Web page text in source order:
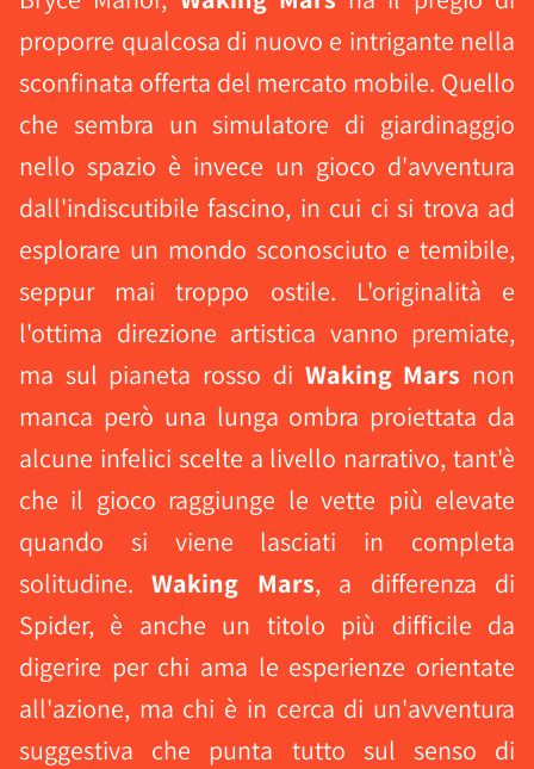
proporre qualcosa di nuovo e intrigante nella
sconfinata offerta del mercato mobile. Quello
che sembra un simulatore di giardinaggio
nello spazio è invece un gioco d'avventura
dall'indiscutibile fascino, in cui ci si trova ad
esplorare un mondo sconosciuto e temibile,
seppur mai troppo ostile. L'originalità e
l'ottima direzione artistica vanno premiate,
ma sul pianeta rosso di Waking Mars non
manca però una lunga ombra proiettata da
alcune infelici scelte a livello narrativo, tant'è
che il gioco raggiunge le vette più elevate
quando si viene lasciati in completa
solitudine.Waking Mars, a differenza di
Spider, è anche un titolo più difficile da
digerire per chi ama le esperienze orientate
all'azione, ma chi è in cerca di un'avventura
suggestiva che punta tutto sul senso di